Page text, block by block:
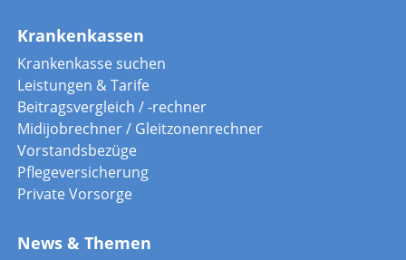
Krankenkassen
Krankenkasse suchen
Leistungen & Tarife
Beitragsvergleich / -rechner
Midijobrechner / Gleitzonenrechner
Vorstandsbezüge
Pflegeversicherung
Private Vorsorge
News & Themen